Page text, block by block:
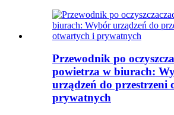
Przewodnik po
powietrza w biurach:
urządzeń do przestrzeni
prywatnych